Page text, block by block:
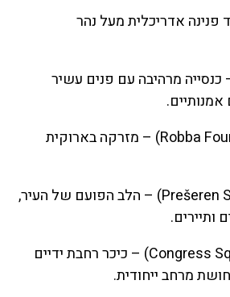
אדריכלית מעל נהר
מרהיבה עם פנים עשיר
מזרקת רובבה (Robba Fountain) – מזרקה בארוקית
כיכר פרשֶרֶן (Prešeren Square) – הלב הפועם של העיר,
כיכר הקונגרס (Congress Square) – כיכר רחבת ידיים
מרחב ייחודית.